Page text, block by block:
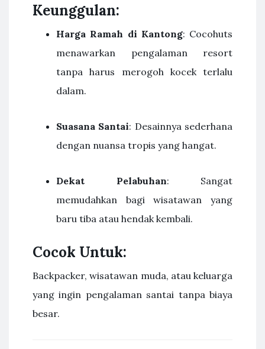
Keunggulan:
Harga Ramah di Kantong: Cocohuts
menawarkan pengalaman resort
tanpa harus merogoh kocek terlalu
dalam.
Suasana Santai: Desainnya sederhana
dengan nuansa tropis yang hangat.
Dekat Pelabuhan: Sangat
memudahkan bagi wisatawan yang
baru tiba atau hendak kembali.
Cocok Untuk:
Backpacker, wisatawan muda, atau keluarga
yang ingin pengalaman santai tanpa biaya
besar.